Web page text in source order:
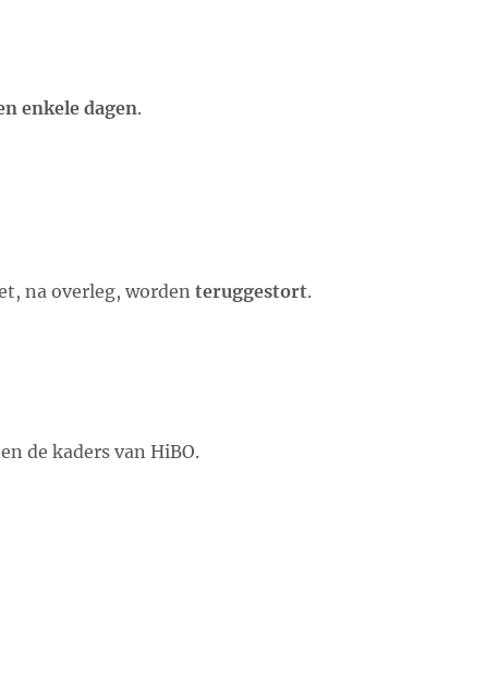
enkele dagen.
na overleg, wordenteruggestort.
de kaders van HiBO.